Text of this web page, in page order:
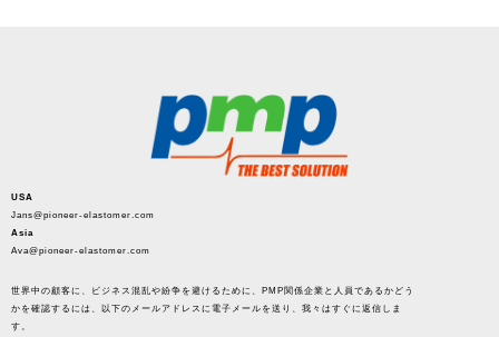
USA
Jans@pioneer-elastomer.com
Asia
Ava@pioneer-elastomer.com
世界中の顧客に、ビジネス混乱や紛争を避けるために、PMP関係企業と人員であるかどう
かを確認するには、以下のメールアドレスに電子メールを送り、我々はすぐに返信しま
す。